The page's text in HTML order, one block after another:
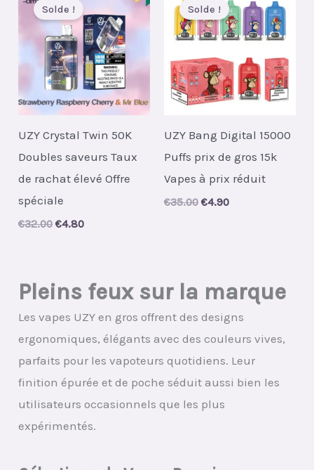
Solde !
UZY Crystal Twin 50K
Doubles saveurs Taux
de rachat élevé Offre
spéciale
€32.00 Original
€4.80Current
Solde !
UZY Bang Digital 15000
Puffs prix de gros 15k
Vapes à prix réduit
€35.00 Original
€4.90Current
Pleins feux sur la marque
Les vapes UZY en gros offrent des designs
ergonomiques, élégants avec des couleurs vives,
parfaits pour les vapoteurs quotidiens. Leur
finition épurée et de poche séduit aussi bien les
utilisateurs occasionnels que les plus
expérimentés.